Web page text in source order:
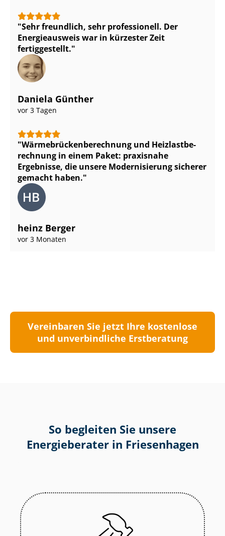
Sehr freundlich, sehr professionell. Der
Energieausweis war in kürzester Zeit
fertiggestellt.
Daniela Günther
vor 3 Tagen
Wär­me­brü­cken­be­rech­nung und Heiz­last­be­
rech­nung in einem Paket: praxisnahe
Ergebnisse, die unsere Modernisierung sicherer
gemacht haben.
heinz Berger
vor 3 Monaten
Vereinbaren Sie jetzt Ihre kostenlose
und unverbindliche Erstberatung
So begleiten Sie unsere
Energieberater in Friesenhagen